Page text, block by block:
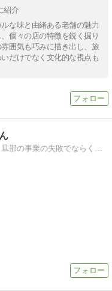
紹介
な味と由緒ある老舗の魅力
個々の店の特徴を鋭く掘り
囲気も巧みに描き出し、旅
だけでなく文化的な視点も
国際結婚して韓国に来てはや２０年。旦那の事業の失敗でならくの底に。五人の子供を抱えて節約しながら何とかまだ生きています。気の向くままにブログ更新します。